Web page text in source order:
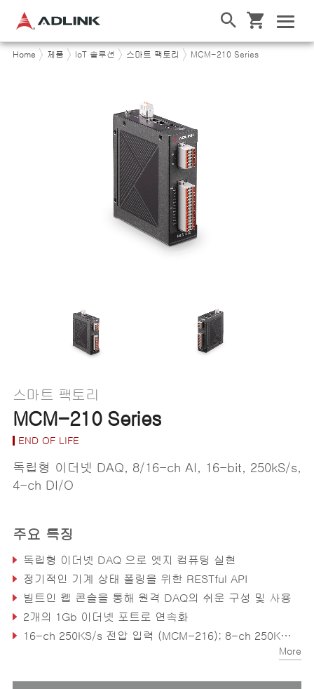
Home 제품 IoT 솔루션 스마트 팩토리 MCM-210 Series
스마트 팩토리
MCM-210 Series
END OF LIFE
독립형 이더넷 DAQ, 8/16-ch AI, 16-bit, 250kS/s,
4-ch DI/O
주요 특징
독립형 이더넷 DAQ 으로 엣지 컴퓨팅 실현
정기적인 기계 상태 폴링을 위한 RESTful API
빌트인 웹 콘솔을 통해 원격 DAQ의 쉬운 구성 및 사용
2개의 1Gb 이더넷 포트로 연속화
16-ch 250KS/s 전압 입력 (MCM-216); 8-ch 250KS/s 전류 입력 (MCM-218)
More